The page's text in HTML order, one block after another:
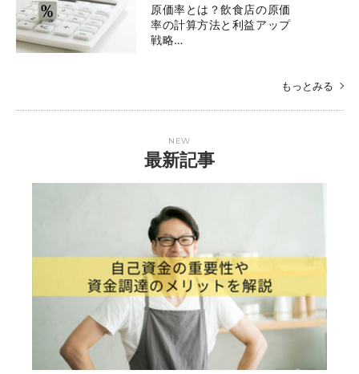
原価率とは？飲食店の原価
率の計算方法と利益アップ
戦略…
もっとみる
NEW
最新記事